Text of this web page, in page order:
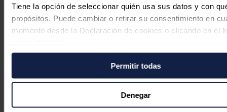
Tiene la opción de seleccionar quién usa sus datos y con
propósitos. Puede cambiar o retirar su consentimiento en
momento desde la Declaración de cookies o clicando en el
Si lo permite, también quisiéramos:
Recopilar información sobre su ubicación geográfica
puede tener una precisión de varios metros
Identificar su dispositivo analizándolo activamente
Permitir todas
Denegar